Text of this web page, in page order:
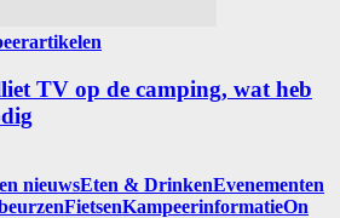
TV op de camping, wat heb
nieuwsEten & DrinkenEvenementen
FietsenKampeerinformatieOn